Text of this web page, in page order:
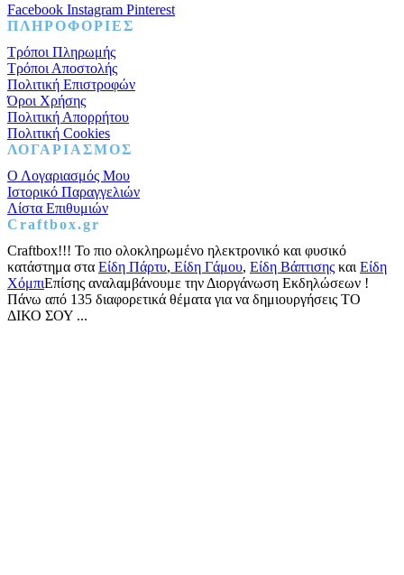
Facebook Instagram Pinterest
ΠΛΗΡΟΦΟΡΙΕΣ
Τρόποι Πληρωμής
Τρόποι Αποστολής
Πολιτική Επιστροφών
Όροι Χρήσης
Πολιτική Απορρήτου
Πολιτική Cookies
ΛΟΓΑΡΙΑΣΜΟΣ
Ο Λογαριασμός Μου
Ιστορικό Παραγγελιών
Λίστα Επιθυμιών
Craftbox.gr
Craftbox!!! Το πιο ολοκληρωμένο ηλεκτρονικό και φυσικό
κατάστημα στα Είδη Πάρτυ, Είδη Γάμου, Είδη Βάπτισης και Είδη
ΧόμπιΕπίσης αναλαμβάνουμε την Διοργάνωση Εκδηλώσεων !
Πάνω από 135 διαφορετικά θέματα για να δημιουργήσεις ΤΟ
ΔΙΚΟ ΣΟΥ ...